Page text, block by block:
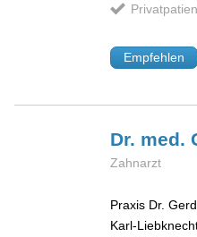
Empfehlen
Dr. med.
Zahnarzt
Praxis Dr.
Karl-